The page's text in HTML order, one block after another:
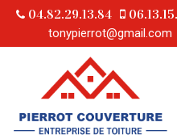
04.82.29.13.84
tonypierrot@gmail.com